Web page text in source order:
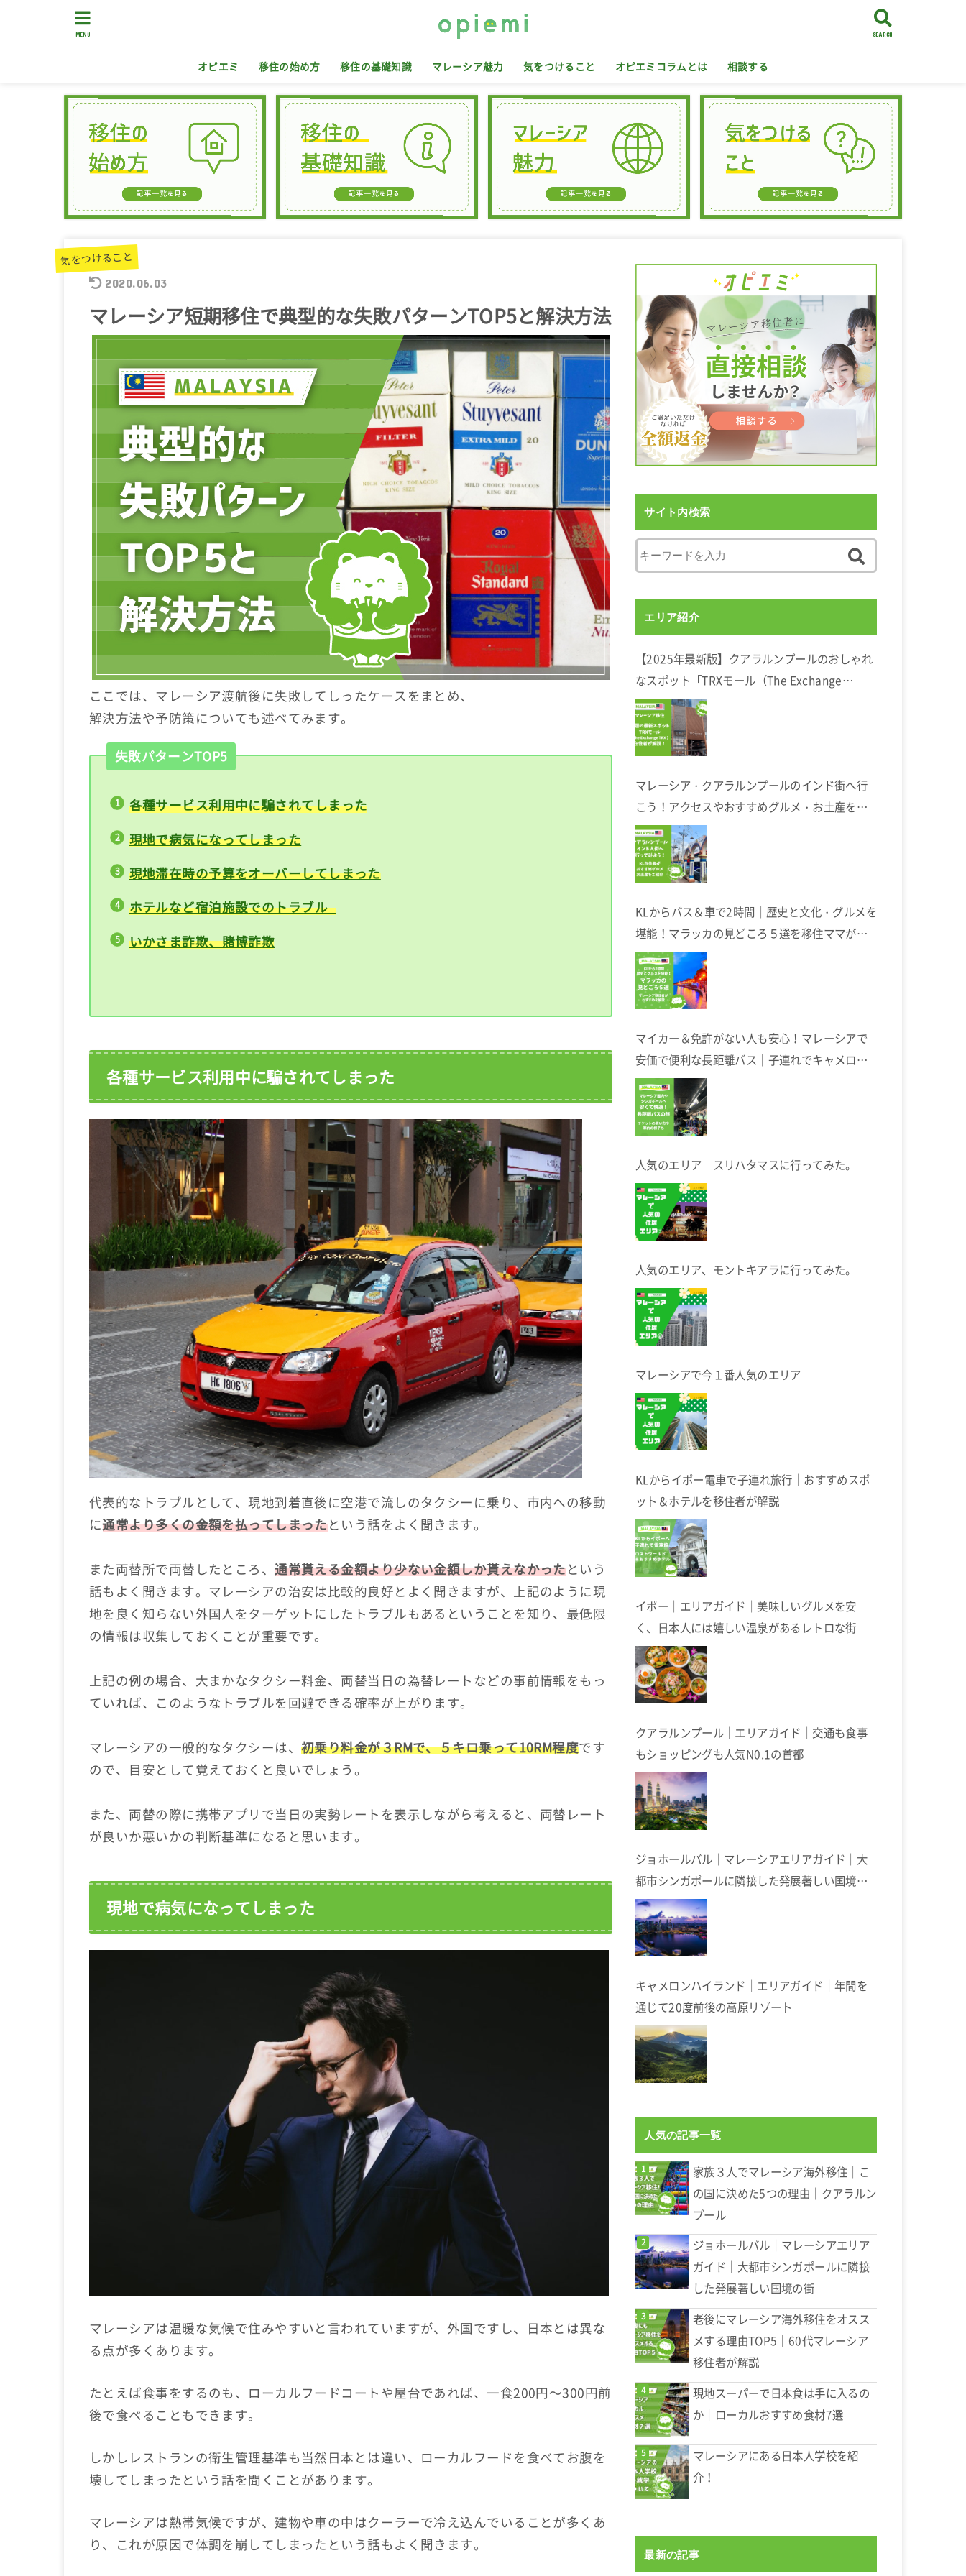
オピエミ 移住の始め方 移住の基礎知識 マレーシア魅力 気をつけること オピエミコラムとは 相談する
SEARCH
MENU
気をつけること
2020.06.03
マレーシア短期移住で典型的な失敗パターンTOP5と解決方法
ここでは、マレーシア渡航後に失敗してしったケースをまとめ、
解決方法や予防策についても述べてみます。
失敗パターンTOP5
各種サービス利用中に騙されてしまった
現地で病気になってしまった
現地滞在時の予算をオーバーしてしまった
ホテルなど宿泊施設でのトラブル
いかさま詐欺、賭博詐欺
各種サービス利用中に騙されてしまった
代表的なトラブルとして、現地到着直後に空港で流しのタクシーに乗り、市内への移動
に通常より多くの金額を払ってしまったという話をよく聞きます。
また両替所で両替したところ、通常貰える金額より少ない金額しか貰えなかったという
話もよく聞きます。マレーシアの治安は比較的良好とよく聞きますが、上記のように現
地を良く知らない外国人をターゲットにしたトラブルもあるということを知り、最低限
の情報は収集しておくことが重要です。
上記の例の場合、大まかなタクシー料金、両替当日の為替レートなどの事前情報をもっ
ていれば、このようなトラブルを回避できる確率が上がります。
マレーシアの一般的なタクシーは、初乗り料金が３RMで、５キロ乗って10RM程度です
ので、目安として覚えておくと良いでしょう。
また、両替の際に携帯アプリで当日の実勢レートを表示しながら考えると、両替レート
が良いか悪いかの判断基準になると思います。
現地で病気になってしまった
マレーシアは温暖な気候で住みやすいと言われていますが、外国ですし、日本とは異な
る点が多くあります。
たとえば食事をするのも、ローカルフードコートや屋台であれば、一食200円～300円前
後で食べることもできます。
しかしレストランの衛生管理基準も当然日本とは違い、ローカルフードを食べてお腹を
壊してしまったという話を聞くことがあります。
マレーシアは熱帯気候ですが、建物や車の中はクーラーで冷え込んでいることが多くあ
り、これが原因で体調を崩してしまったという話もよく聞きます。
サイト内検索
エリア紹介
【2025年最新版】クアラルンプールのおしゃれ
なスポット「TRXモール（The Exchange
TRX）」完全ガイド
マレーシア・クアラルンプールのインド街へ行
こう！アクセスやおすすめグルメ・お土産を在
住者が解説します
KLからバス＆車で2時間｜歴史と文化・グルメを
堪能！マラッカの見どころ５選を移住ママが解
説
マイカー＆免許がない人も安心！マレーシアで
安価で便利な長距離バス｜子連れでキャメロン
ハイランドへ
人気のエリア スリハタマスに行ってみた。
人気のエリア、モントキアラに行ってみた。
マレーシアで今１番人気のエリア
KLからイポー電車で子連れ旅行｜おすすめスポ
ット＆ホテルを移住者が解説
イポー｜エリアガイド｜美味しいグルメを安
く、日本人には嬉しい温泉があるレトロな街
クアラルンプール｜エリアガイド｜交通も食事
もショッピングも人気N0.1の首都
ジョホールバル｜マレーシアエリアガイド｜大
都市シンガポールに隣接した発展著しい国境の
街
キャメロンハイランド｜エリアガイド｜年間を
通じて20度前後の高原リゾート
人気の記事一覧
家族３人でマレーシア海外移住｜こ
の国に決めた5つの理由｜クアラルン
プール
ジョホールバル｜マレーシアエリア
ガイド｜大都市シンガポールに隣接
した発展著しい国境の街
老後にマレーシア海外移住をオスス
メする理由TOP5｜60代マレーシア
移住者が解説
現地スーパーで日本食は手に入るの
か｜ローカルおすすめ食材7選
マレーシアにある日本人学校を紹
介！
最新の記事